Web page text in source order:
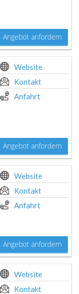
Angebot anfordern
Website
Kontakt
Anfahrt
Angebot anfordern
Website
Kontakt
Anfahrt
Angebot anfordern
Website
Kontakt